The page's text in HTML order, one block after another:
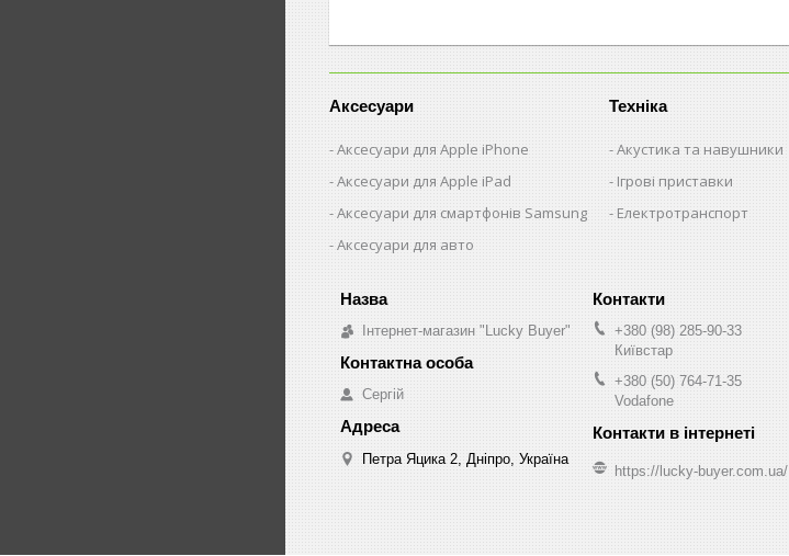
Аксесуари
Аксесуари для Apple iPhone
Аксесуари для Apple iPad
Аксесуари для смартфонів Samsung
Аксесуари для авто
Техніка
Акустика та навушники
Ігрові приставки
Електротранспорт
Інтернет-магазин "Lucky Buyer"
Сергій
Петра Яцика 2, Дніпро, Україна
+380 (98) 285-90-33
Київстар
+380 (50) 764-71-35
Vodafone
https://lucky-buyer.com.ua/